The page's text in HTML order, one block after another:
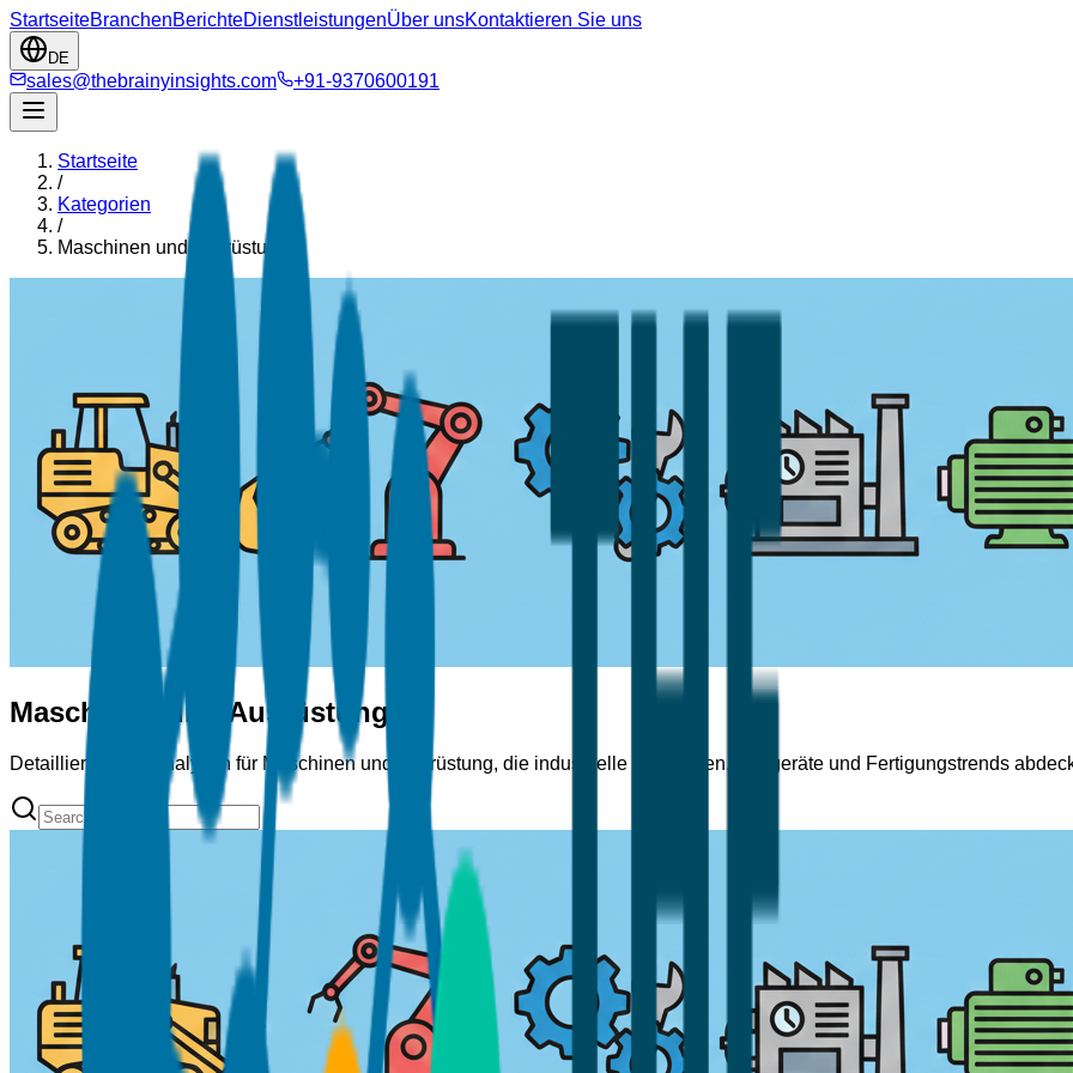
StartseiteBranchenBerichteDienstleistungenÜber unsKontaktieren Sie uns
DE
sales@thebrainyinsights.com +91-9370600191
Startseite
/
Kategorien
/
Maschinen und Ausrüstung
Maschinen und Ausrüstung
Detaillierte Marktanalysen für Maschinen und Ausrüstung, die industrielle Maschinen, Baugeräte und Fertigungstrends